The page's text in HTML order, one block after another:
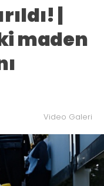
|
maden
Video Galeri